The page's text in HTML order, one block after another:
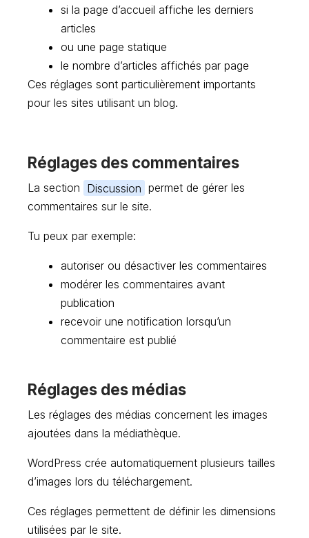
si la page d’accueil affiche les derniers
articles
ou une page statique
le nombre d’articles affichés par page
Ces réglages sont particulièrement importants
pour les sites utilisant un blog.
Réglages des commentaires
La section Discussion permet de gérer les
commentaires sur le site.
Tu peux par exemple:
autoriser ou désactiver les commentaires
modérer les commentaires avant
publication
recevoir une notification lorsqu’un
commentaire est publié
Réglages des médias
Les réglages des médias concernent les images
ajoutées dans la médiathèque.
WordPress crée automatiquement plusieurs tailles
d’images lors du téléchargement.
Ces réglages permettent de définir les dimensions
utilisées par le site.